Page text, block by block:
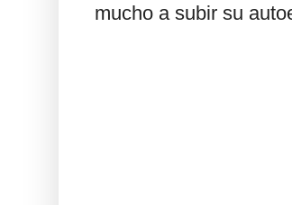
mucho a subir su